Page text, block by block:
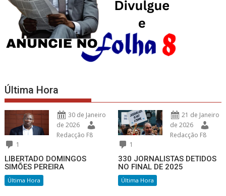
Última Hora
30 de Janeiro
de 2026
Redacção F8
1
LIBERTADO DOMINGOS
SIMÕES PEREIRA
Última Hora
21 de Janeiro
de 2026
Redacção F8
1
330 JORNALISTAS DETIDOS
NO FINAL DE 2025
Última Hora